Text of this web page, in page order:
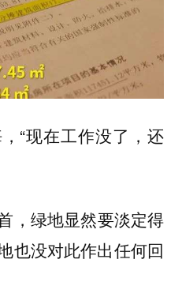
“现在工作没了，还
，绿地显然要淡定得
没对此作出任何回